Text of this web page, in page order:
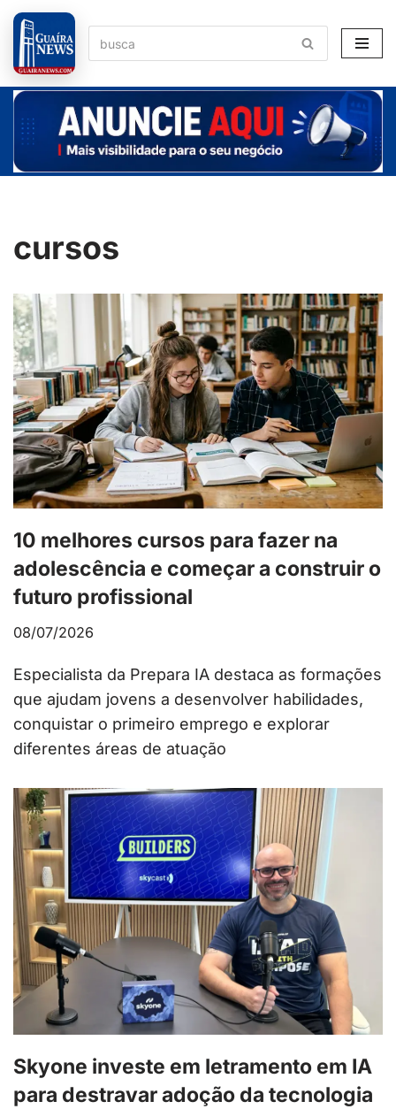
Pular
para
o
conteúdo
cursos
10 melhores cursos para fazer na
adolescência e começar a construir o
futuro profissional
08/07/2026
Especialista da Prepara IA destaca as formações
que ajudam jovens a desenvolver habilidades,
conquistar o primeiro emprego e explorar
diferentes áreas de atuação
Skyone investe em letramento em IA
para destravar adoção da tecnologia